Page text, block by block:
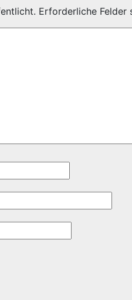
Erforderliche Felder